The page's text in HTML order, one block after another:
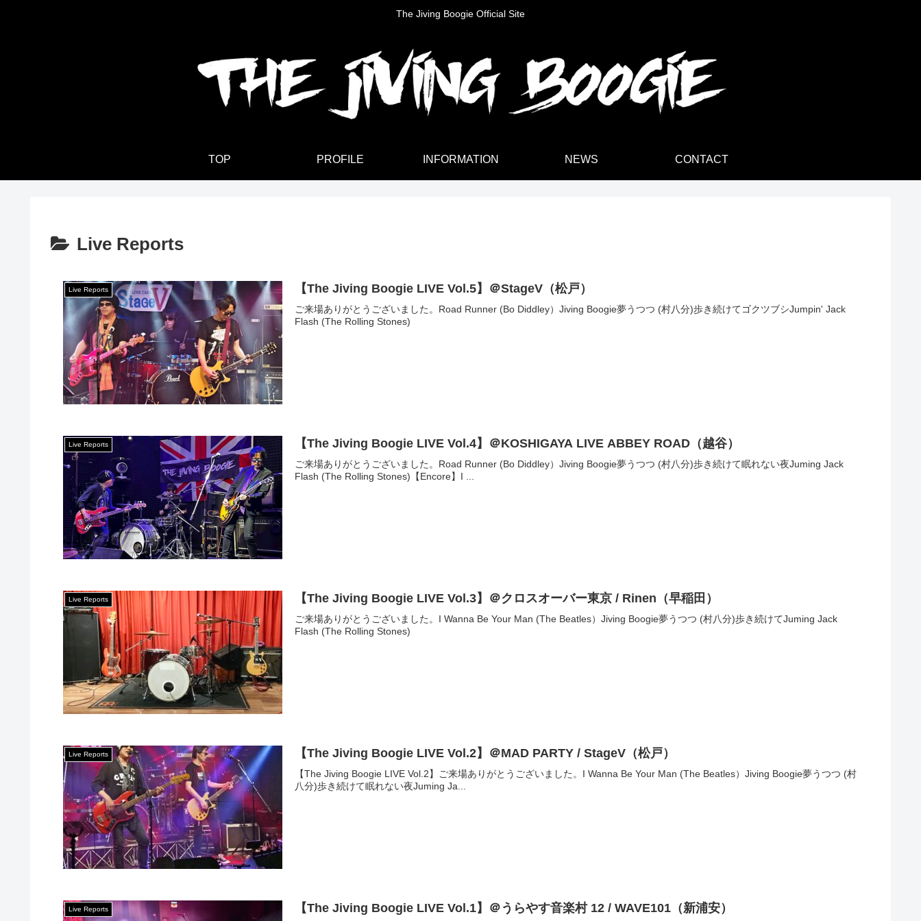
The Jiving Boogie Official Site
TOP PROFILE INFORMATION NEWS CONTACT
Live Reports
Live Reports 【The Jiving Boogie LIVE Vol.5】＠StageV（松戸）
ご来場ありがとうございました。Road Runner (Bo Diddley）Jiving Boogie夢うつつ (村八分)歩き続けてゴクツブシJumpin' Jack
Flash (The Rolling Stones)
Live Reports 【The Jiving Boogie LIVE Vol.4】＠KOSHIGAYA LIVE ABBEY ROAD（越谷）
ご来場ありがとうございました。Road Runner (Bo Diddley）Jiving Boogie夢うつつ (村八分)歩き続けて眠れない夜Juming Jack
Flash (The Rolling Stones)【Encore】I ...
Live Reports 【The Jiving Boogie LIVE Vol.3】＠クロスオーバー東京 / Rinen（早稲田）
ご来場ありがとうございました。I Wanna Be Your Man (The Beatles）Jiving Boogie夢うつつ (村八分)歩き続けてJuming Jack
Flash (The Rolling Stones)
Live Reports 【The Jiving Boogie LIVE Vol.2】＠MAD PARTY / StageV（松戸）
【The Jiving Boogie LIVE Vol.2】ご来場ありがとうございました。I Wanna Be Your Man (The Beatles）Jiving Boogie夢うつつ (村
八分)歩き続けて眠れない夜Juming Ja...
Live Reports 【The Jiving Boogie LIVE Vol.1】＠うらやす音楽村 12 / WAVE101（新浦安）